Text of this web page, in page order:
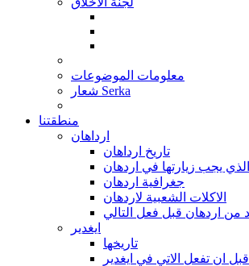
معلومات الموضوعات
شعار Serka
منطقتنا
ارداهان
تاريخ ارداهان
الذي يجب زيارتها في اردهان
جغرافية اردهان
الاكلات الشعبية لاردهان
ايغدير
تاريخها